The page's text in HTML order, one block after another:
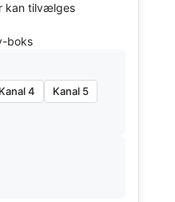
kan tilvælges
boks
Kanal 4
Kanal 5